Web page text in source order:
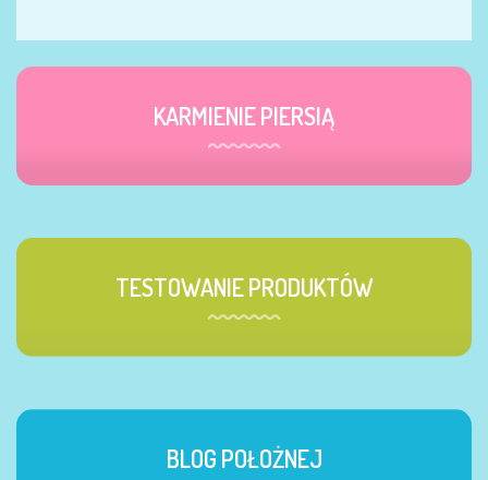
KARMIENIE PIERSIĄ
TESTOWANIE PRODUKTÓW
BLOG POŁOŻNEJ